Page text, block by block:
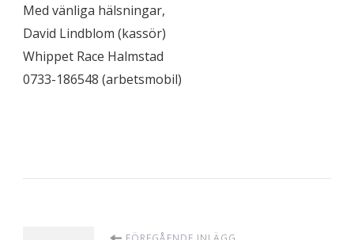
Med vänliga hälsningar,
David Lindblom (kassör)
Whippet Race Halmstad
0733-186548 (arbetsmobil)